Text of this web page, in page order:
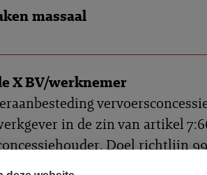
massaal
X BV/werknemer
in de zin van artikel
Doel richtlijn
tot misbruik. Geen belang bij